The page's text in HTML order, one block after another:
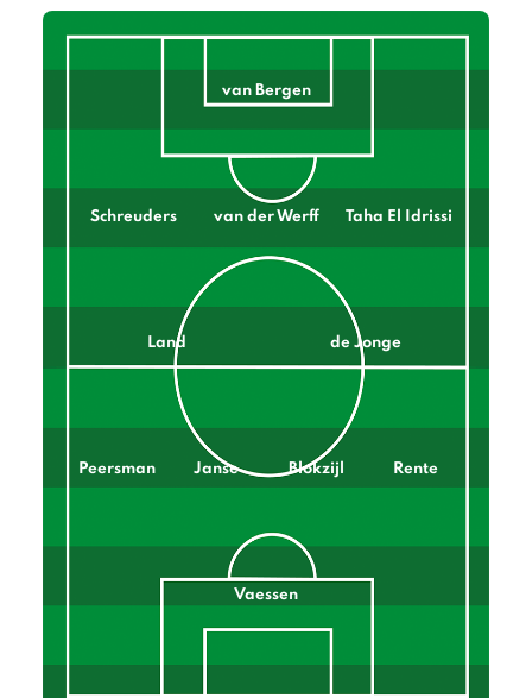
van Bergen
Schreuders van der Werff Taha El Idrissi
Land de Jonge
Peersman Janse Blokzijl Rente
Vaessen